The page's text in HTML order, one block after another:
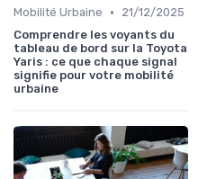
Mobilité Urbaine •
21/12/2025
Comprendre les voyants du
tableau de bord sur la Toyota
Yaris : ce que chaque signal
signifie pour votre mobilité
urbaine